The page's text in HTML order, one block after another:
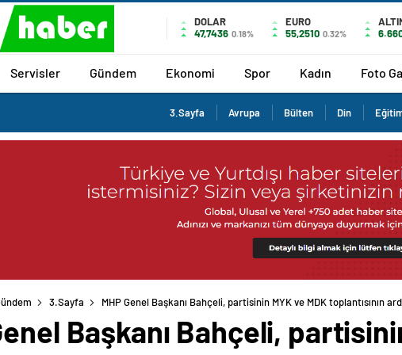
DOLAR
47,7436 0.18%
EURO
55,2510 0.32%
Servisler Gündem Ekonomi Spor Kadın Foto
3.Sayfa Avrupa Bülten Din
3.Sayfa MHP Genel Başkanı Bahçeli, partisinin MYK ve MDK toplantısının
Başkanı Bahçeli,